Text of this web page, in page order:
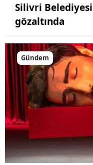
Silivri
gözaltında
Gündem